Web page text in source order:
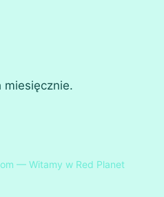
miesięcznie.
— Witamy w Red Planet